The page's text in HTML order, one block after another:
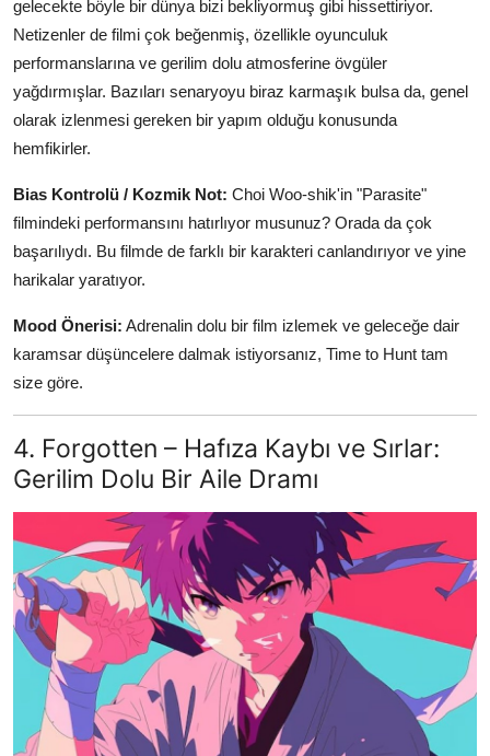
gelecekte böyle bir dünya bizi bekliyormuş gibi hissettiriyor.
Netizenler de filmi çok beğenmiş, özellikle oyunculuk
performanslarına ve gerilim dolu atmosferine övgüler
yağdırmışlar. Bazıları senaryoyu biraz karmaşık bulsa da, genel
olarak izlenmesi gereken bir yapım olduğu konusunda
hemfikirler.
Bias Kontrolü / Kozmik Not: Choi Woo-shik'in "Parasite"
filmindeki performansını hatırlıyor musunuz? Orada da çok
başarılıydı. Bu filmde de farklı bir karakteri canlandırıyor ve yine
harikalar yaratıyor.
Mood Önerisi: Adrenalin dolu bir film izlemek ve geleceğe dair
karamsar düşüncelere dalmak istiyorsanız, Time to Hunt tam
size göre.
4. Forgotten – Hafıza Kaybı ve Sırlar:
Gerilim Dolu Bir Aile Dramı